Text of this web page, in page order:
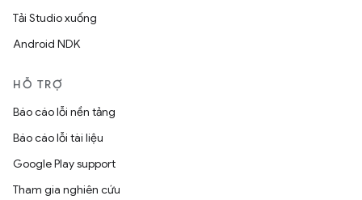
Tải Studio xuống
Android NDK
HỖ TRỢ
Báo cáo lỗi nền tảng
Báo cáo lỗi tài liệu
Google Play support
Tham gia nghiên cứu